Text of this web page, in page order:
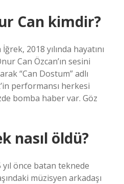
Can kimdir?
İğrek, 2018 yılında hayatını
Can Özcan’ın sesini
“Can Dostum” adlı
performansı herkesi
bomba haber var. Göz
nasıl öldü?
yıl önce batan teknede
müzisyen arkadaşı